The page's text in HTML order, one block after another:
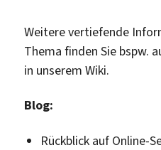
Weitere vertiefende
Thema finden Sie bspw.
in unserem Wiki.
Blog:
Rückblick auf Online-